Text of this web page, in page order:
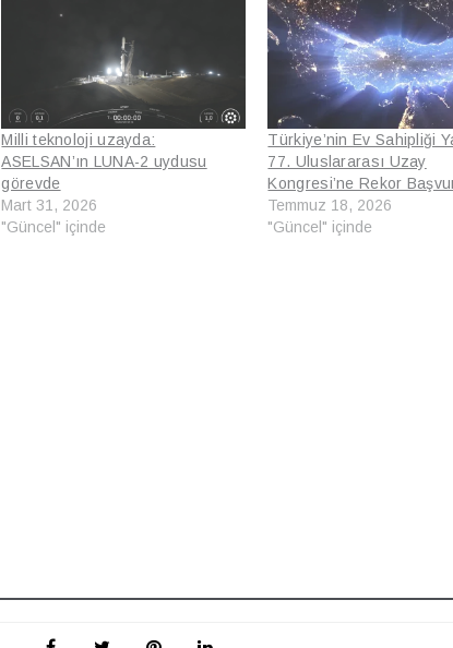
Milli teknoloji uzayda:
ASELSAN’ın LUNA-2 uydusu
görevde
Mart 31, 2026
"Güncel" içinde
Türkiye’nin Ev Sahipliği
77. Uluslararası Uzay
Kongresi’ne Rekor
Temmuz 18, 2026
"Güncel" içinde